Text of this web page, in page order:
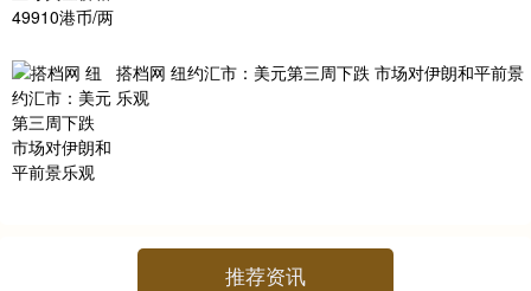
搭档网 纽约汇市：美元第三周下跌 市场对伊朗和平前景
乐观
推荐资讯